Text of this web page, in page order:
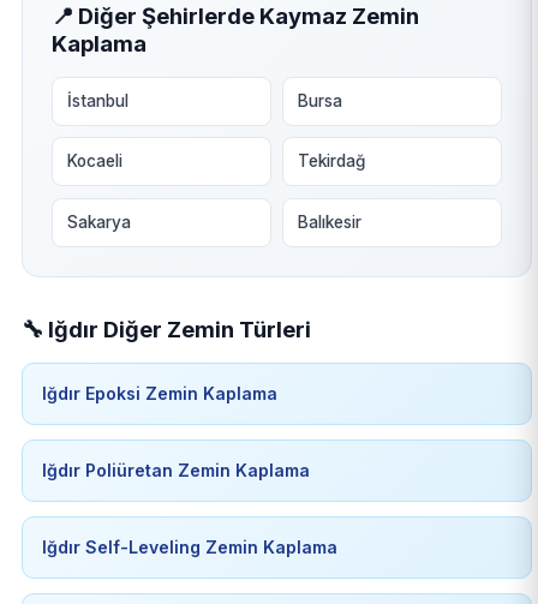
📍 Diğer Şehirlerde Kaymaz Zemin
Kaplama
İstanbul Bursa
Kocaeli Tekirdağ
Sakarya Balıkesir
🔧 Iğdır Diğer Zemin Türleri
Iğdır Epoksi Zemin Kaplama
Iğdır Poliüretan Zemin Kaplama
Iğdır Self-Leveling Zemin Kaplama